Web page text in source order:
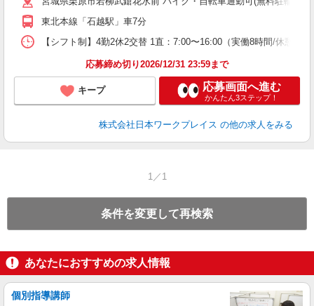
東北本線「石越駅」車7分
【シフト制】4勤2休2交替 1直：7:00〜16:00（実働8時間/休憩
応募締め切り2026/12/31 23:59まで
キープ 応募画面へ進む
かんたん3ステップ！
株式会社日本ワークプレイス の他の求人をみる
1／1
条件を変更して再検索
あなたにおすすめの求人情報
個別指導講師